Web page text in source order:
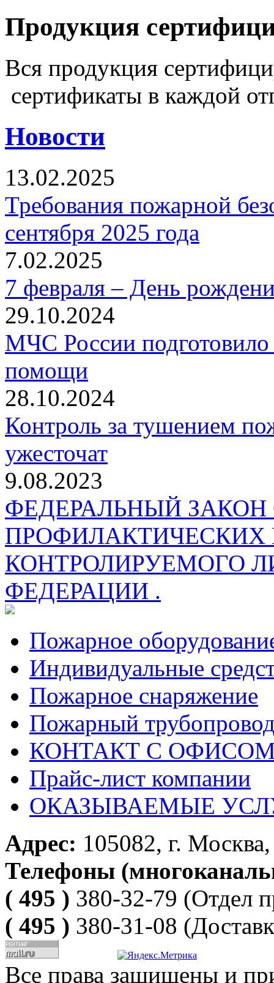
Продукция
Вся продукция
сертификаты в каждой
Новости
13.02.2025
Требования пожарной
сентября 2025 года
7.02.2025
7 февраля – День
29.10.2024
МЧС России
помощи
28.10.2024
Контроль за тушением
ужесточат
9.08.2023
ФЕДЕРАЛЬНЫЙ
КОНТРОЛИРУЕМОГО
ФЕДЕРАЦИИ .
Пожарное
Индивидуальные
Пожарное снаряжение
Пожарный
КОНТАКТ С ОФИСОМ
Прайс-лист компании
ОКАЗЫВАЕМЫЕ
Адрес: 105082, г.
Телефоны
( 495 ) 380-32-79 (Отдел
( 495 ) 380-31-08
Все права защищены и